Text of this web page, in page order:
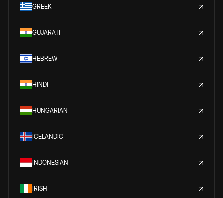
GREEK
GUJARATI
HEBREW
HINDI
HUNGARIAN
ICELANDIC
INDONESIAN
IRISH